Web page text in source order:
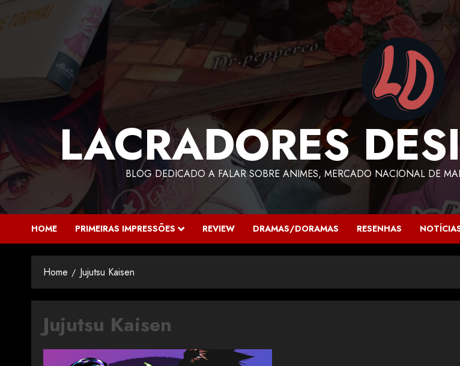
LACRADORES
BLOG DEDICADO A FALAR SOBRE ANIMES, MERCADO NACIONAL DE
HOME PRIMEIRAS IMPRESSÕES REVIEW DRAMAS/DORAMAS RESENHAS
Home Jujutsu Kaisen
Jujutsu Kaisen